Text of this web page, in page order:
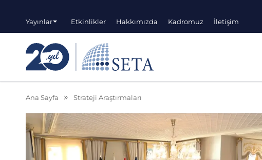
Yayınlar Etkinlikler Hakkımızda Kadromuz İletişim
Ana Sayfa Strateji Araştırmaları